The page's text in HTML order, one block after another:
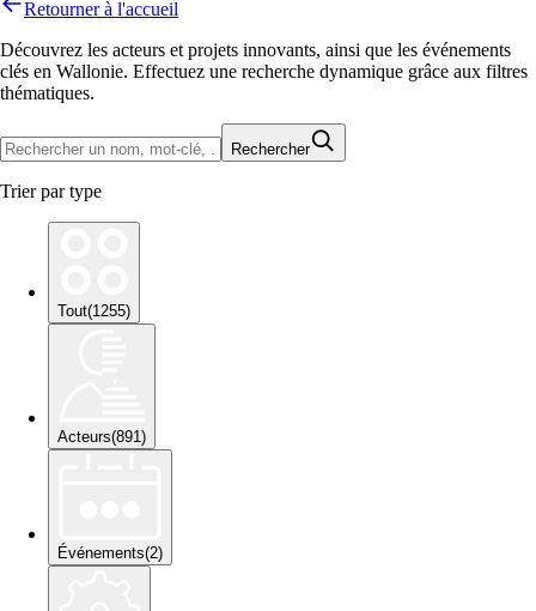
Retourner à l'accueil
Découvrez les acteurs et projets innovants, ainsi que les événements
clés en Wallonie. Effectuez une recherche dynamique grâce aux filtres
thématiques.
Rechercher
Trier par type
Tout(1255)
Acteurs(891)
Événements(2)